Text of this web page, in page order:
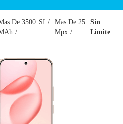
De 3500 SI
Mas De 25
Mpx
Sin
Limite